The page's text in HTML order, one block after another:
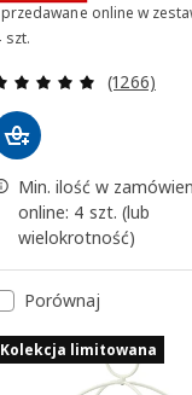
online w
szt.
(1266)
Min. ilość w
online: 4 szt. (lub
wielokrotność)
Porównaj
Kolekcja limitowana